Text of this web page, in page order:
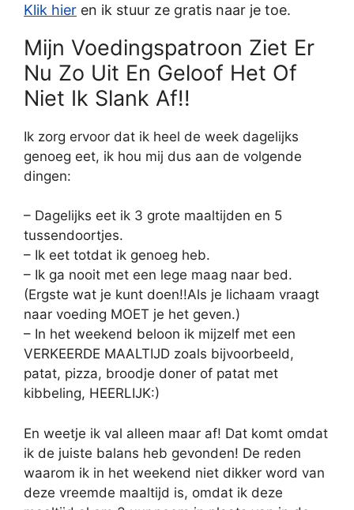
Klik hier en ik stuur ze gratis naar je toe.
Mijn Voedingspatroon Ziet Er
Nu Zo Uit En Geloof Het Of
Niet Ik Slank Af!!
Ik zorg ervoor dat ik heel de week dagelijks
genoeg eet, ik hou mij dus aan de volgende
dingen:
– Dagelijks eet ik 3 grote maaltijden en 5
tussendoortjes.
– Ik eet totdat ik genoeg heb.
– Ik ga nooit met een lege maag naar bed.
(Ergste wat je kunt doen!!Als je lichaam vraagt
naar voeding MOET je het geven.)
– In het weekend beloon ik mijzelf met een
VERKEERDE MAALTIJD zoals bijvoorbeeld,
patat, pizza, broodje doner of patat met
kibbeling, HEERLIJK:)
En weetje ik val alleen maar af! Dat komt omdat
ik de juiste balans heb gevonden! De reden
waarom ik in het weekend niet dikker word van
deze vreemde maaltijd is, omdat ik deze